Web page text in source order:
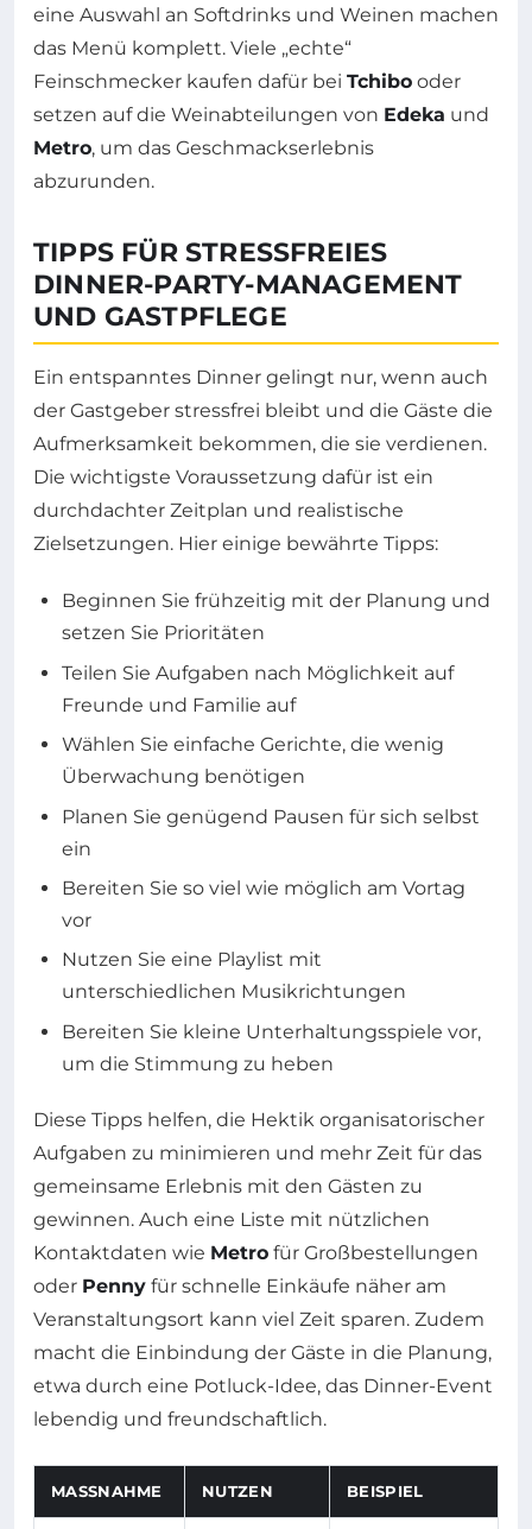
eine Auswahl an Softdrinks und Weinen machen
das Menü komplett. Viele „echte“
Feinschmecker kaufen dafür bei Tchibo oder
setzen auf die Weinabteilungen von Edeka und
Metro, um das Geschmackserlebnis
abzurunden.
TIPPS FÜR STRESSFREIES
DINNER-PARTY-MANAGEMENT
UND GASTPFLEGE
Ein entspanntes Dinner gelingt nur, wenn auch
der Gastgeber stressfrei bleibt und die Gäste die
Aufmerksamkeit bekommen, die sie verdienen.
Die wichtigste Voraussetzung dafür ist ein
durchdachter Zeitplan und realistische
Zielsetzungen. Hier einige bewährte Tipps:
Beginnen Sie frühzeitig mit der Planung und
setzen Sie Prioritäten
Teilen Sie Aufgaben nach Möglichkeit auf
Freunde und Familie auf
Wählen Sie einfache Gerichte, die wenig
Überwachung benötigen
Planen Sie genügend Pausen für sich selbst
ein
Bereiten Sie so viel wie möglich am Vortag
vor
Nutzen Sie eine Playlist mit
unterschiedlichen Musikrichtungen
Bereiten Sie kleine Unterhaltungsspiele vor,
um die Stimmung zu heben
Diese Tipps helfen, die Hektik organisatorischer
Aufgaben zu minimieren und mehr Zeit für das
gemeinsame Erlebnis mit den Gästen zu
gewinnen. Auch eine Liste mit nützlichen
Kontaktdaten wie Metro für Großbestellungen
oder Penny für schnelle Einkäufe näher am
Veranstaltungsort kann viel Zeit sparen. Zudem
macht die Einbindung der Gäste in die Planung,
etwa durch eine Potluck-Idee, das Dinner-Event
lebendig und freundschaftlich.
MASSNAHME NUTZEN BEISPIEL